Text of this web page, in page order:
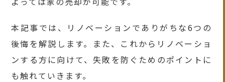
本記事では、リノベーションでありがちな6つの
後悔を解説します。また、これからリノベーショ
ンする方に向けて、失敗を防ぐためのポイントに
も触れていきます。